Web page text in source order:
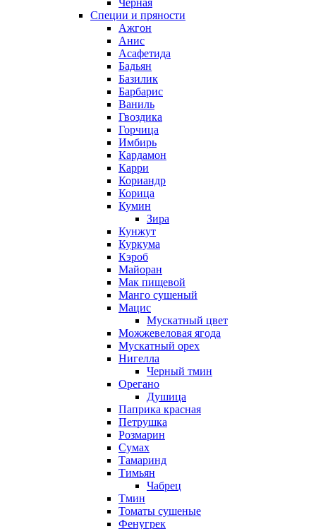
Черная
Специи и пряности
Ажгон
Анис
Асафетида
Бадьян
Базилик
Барбарис
Ваниль
Гвоздика
Горчица
Имбирь
Кардамон
Карри
Кориандр
Корица
Кумин
Зира
Кунжут
Куркума
Кэроб
Майоран
Мак пищевой
Манго сушеный
Мацис
Мускатный цвет
Можжевеловая ягода
Мускатный орех
Нигелла
Черный тмин
Орегано
Душица
Паприка красная
Петрушка
Розмарин
Сумах
Тамаринд
Тимьян
Чабрец
Тмин
Томаты сушеные
Фенугрек